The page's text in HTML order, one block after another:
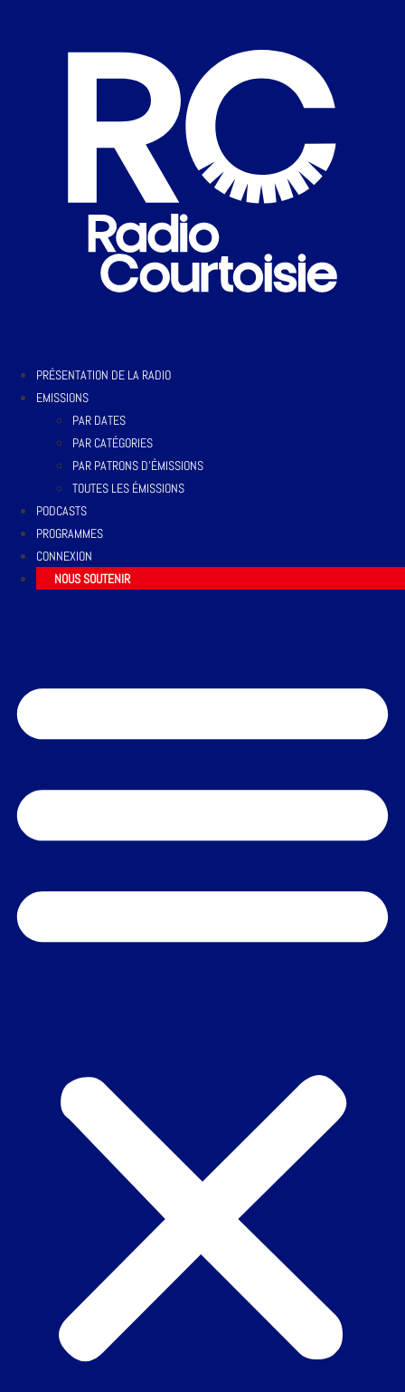
PRÉSENTATION DE LA RADIO
EMISSIONS
PAR DATES
PAR CATÉGORIES
PAR PATRONS D’ÉMISSIONS
TOUTES LES ÉMISSIONS
PODCASTS
PROGRAMMES
CONNEXION
NOUS SOUTENIR